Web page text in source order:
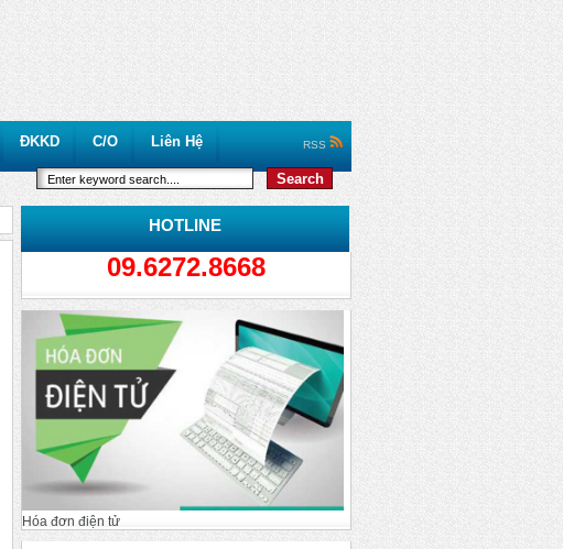
ĐKKD C/O Liên Hệ RSS
HOTLINE
09.6272.8668
Hóa đơn điện tử